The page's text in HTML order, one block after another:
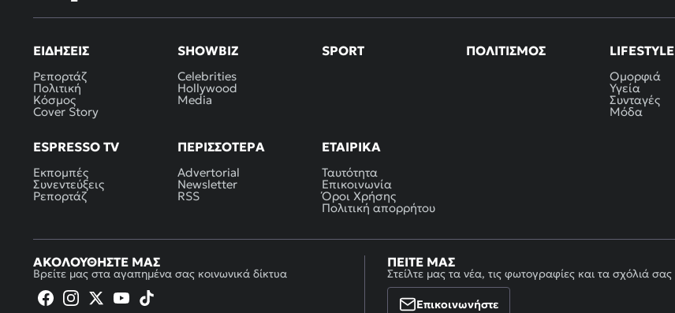
ΕΙΔΉΣΕΙΣ
Ρεπορτάζ
Πολιτική
Κόσμος
Cover Story
SHOWBIZ
Celebrities
Hollywood
Media
SPORT ΠΟΛΙΤΙΣΜΌΣ LIFESTYLE
Ομορφιά
Υγεία
Συνταγές
Μόδα
ESPRESSO TV
Εκπομπές
Συνεντεύξεις
Ρεπορτάζ
ΠΕΡΙΣΣΌΤΕΡΑ
Advertorial
Newsletter
RSS
ΕΤΑΙΡΙΚΆ
Ταυτότητα
Επικοινωνία
Όροι Χρήσης
Πολιτική απορρήτου
ΑΚΟΛΟΥΘΉΣΤΕ ΜΑΣ
Βρείτε μας στα αγαπημένα σας κοινωνικά δίκτυα
ΠΕΊΤΕ ΜΑΣ
Στείλτε μας τα νέα, τις φωτογραφίες και τα σχόλιά σας
Επικοινωνήστε